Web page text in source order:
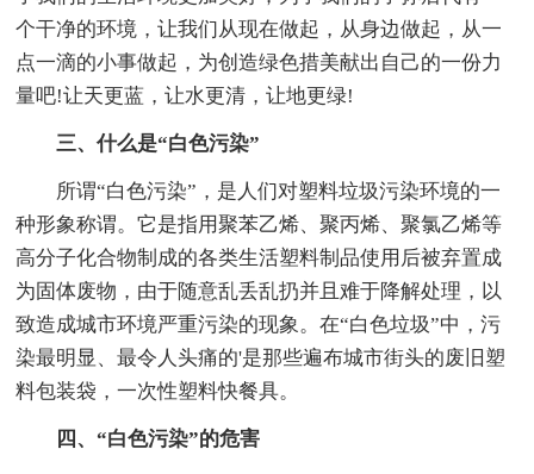
个干净的环境，让我们从现在做起，从身边做起，从一
点一滴的小事做起，为创造绿色措美献出自己的一份力
量吧!让天更蓝，让水更清，让地更绿!
三、什么是“白色污染”
所谓“白色污染”，是人们对塑料垃圾污染环境的一
种形象称谓。它是指用聚苯乙烯、聚丙烯、聚氯乙烯等
高分子化合物制成的各类生活塑料制品使用后被弃置成
为固体废物，由于随意乱丢乱扔并且难于降解处理，以
致造成城市环境严重污染的现象。在“白色垃圾”中，污
染最明显、最令人头痛的'是那些遍布城市街头的废旧塑
料包装袋，一次性塑料快餐具。
四、“白色污染”的危害